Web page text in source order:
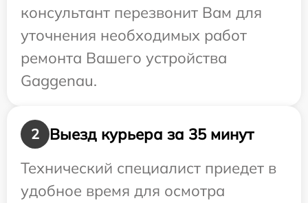
консультант перезвонит Вам для
уточнения необходимых работ
ремонта Вашего устройства
Gaggenau.
2
Выезд курьера за 35 минут
Технический специалист приедет в
удобное время для осмотра